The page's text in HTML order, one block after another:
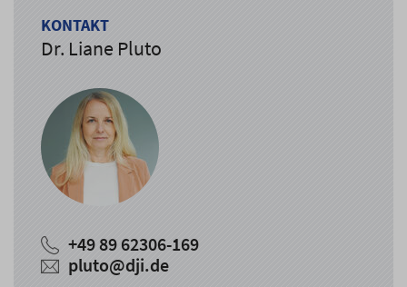
KONTAKT
Dr. Liane Pluto
+49 89 62306-169
pluto@dji.de